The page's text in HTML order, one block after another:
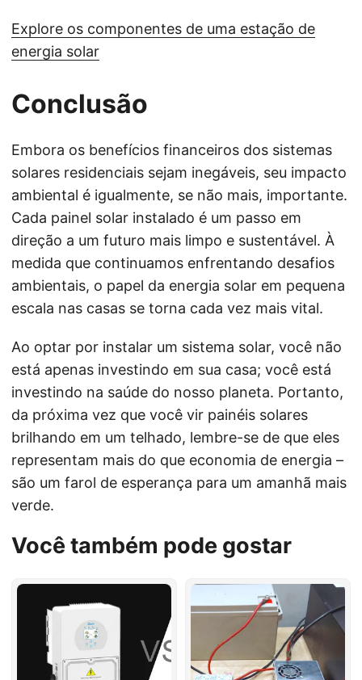
Explore os componentes de uma estação de
energia solar
Conclusão
Embora os benefícios financeiros dos sistemas
solares residenciais sejam inegáveis, seu impacto
ambiental é igualmente, se não mais, importante.
Cada painel solar instalado é um passo em
direção a um futuro mais limpo e sustentável. À
medida que continuamos enfrentando desafios
ambientais, o papel da energia solar em pequena
escala nas casas se torna cada vez mais vital.
Ao optar por instalar um sistema solar, você não
está apenas investindo em sua casa; você está
investindo na saúde do nosso planeta. Portanto,
da próxima vez que você vir painéis solares
brilhando em um telhado, lembre-se de que eles
representam mais do que economia de energia –
são um farol de esperança para um amanhã mais
verde.
Você também pode gostar